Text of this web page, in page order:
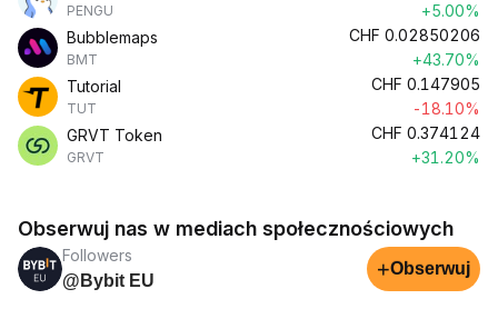
PENGU
+5.00%
Bubblemaps
BMT
CHF 0.02850206
+43.70%
Tutorial
TUT
CHF 0.147905
-18.10%
GRVT Token
GRVT
CHF 0.374124
+31.20%
Obserwuj nas w mediach społecznościowych
Followers
@Bybit EU
+Obserwuj